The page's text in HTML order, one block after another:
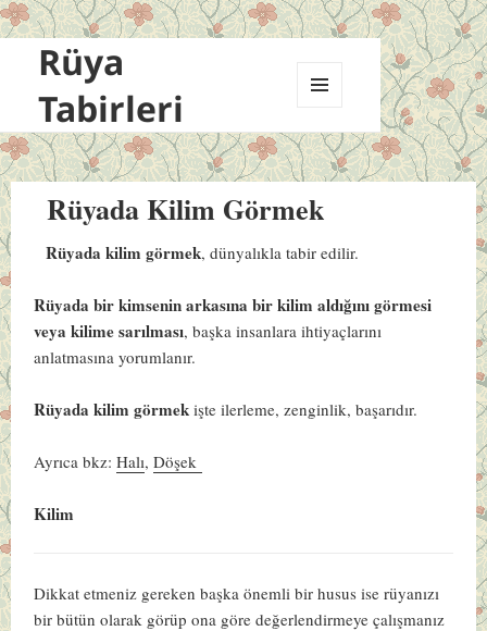
Rüya
Tabirleri
VE
BILEŞENLER
Rüyada Kilim Görmek
Rüyada kilim görmek, dünyalıkla tabir edilir.
Rüyada bir kimsenin arkasına bir kilim aldığını görmesi
veya kilime sarılması, başka insanlara ihtiyaçlarını
anlatmasına yorumlanır.
Rüyada kilim görmek işte ilerleme, zenginlik, başarıdır.
Ayrıca bkz:Halı,Döşek
Kilim
Dikkat etmeniz gereken başka önemli bir husus ise rüyanızı
bir bütün olarak görüp ona göre değerlendirmeye çalışmanız